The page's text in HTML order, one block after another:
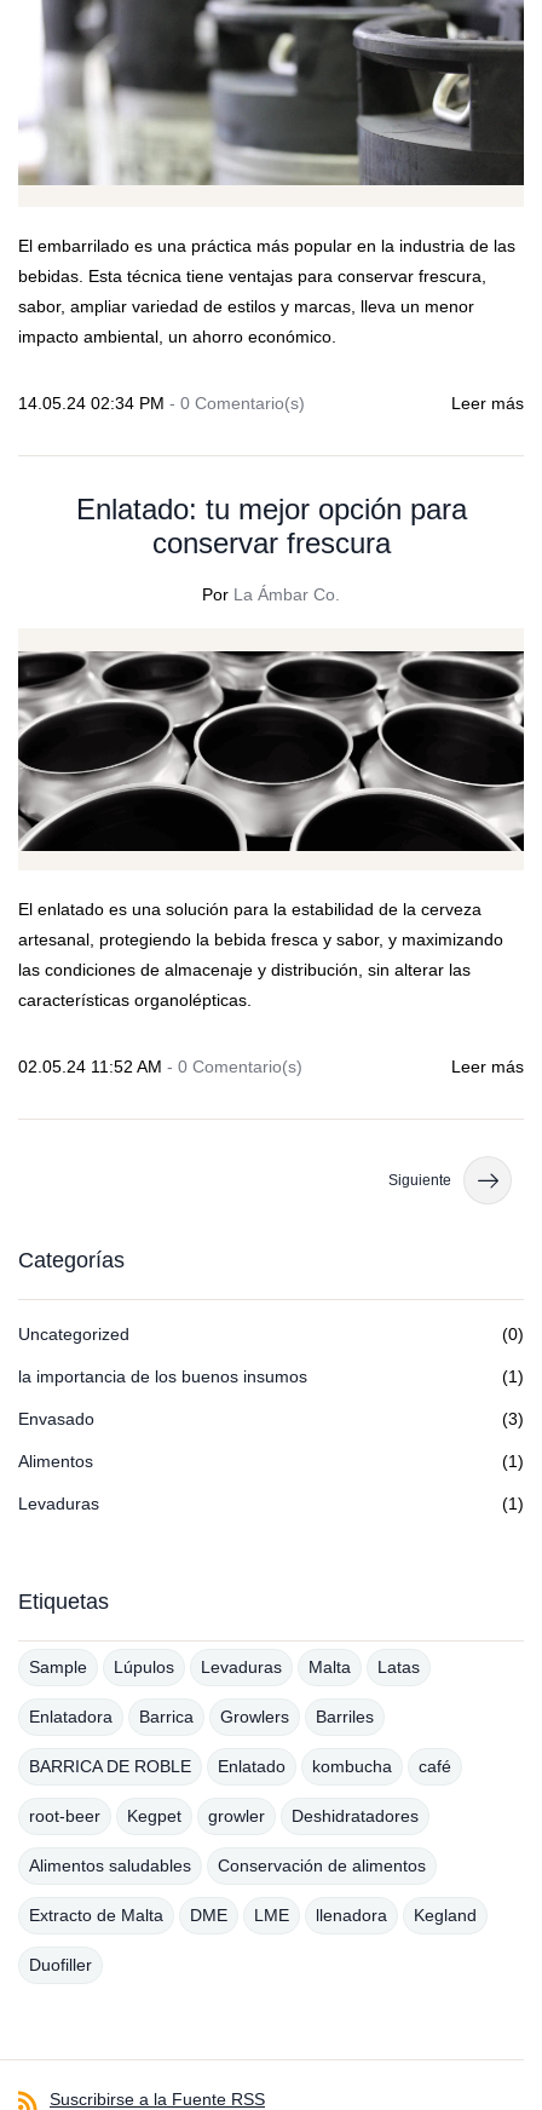
El embarrilado es una práctica más popular en la industria de las
bebidas. Esta técnica tiene ventajas para conservar frescura,
sabor, ampliar variedad de estilos y marcas, lleva un menor
impacto ambiental, un ahorro económico.
14.05.24 02:34 PM - 0 Comentario(s) Leer más
Enlatado: tu mejor opción para
conservar frescura
Por La Ámbar Co.
El enlatado es una solución para la estabilidad de la cerveza
artesanal, protegiendo la bebida fresca y sabor, y maximizando
las condiciones de almacenaje y distribución, sin alterar las
características organolépticas.
02.05.24 11:52 AM - 0 Comentario(s) Leer más
Siguiente
Categorías
Uncategorized (0)
la importancia de los buenos insumos (1)
Envasado (3)
Alimentos (1)
Levaduras (1)
Etiquetas
Sample Lúpulos Levaduras Malta Latas
Enlatadora Barrica Growlers Barriles
BARRICA DE ROBLE Enlatado kombucha café
root-beer Kegpet growler Deshidratadores
Alimentos saludables Conservación de alimentos
Extracto de Malta DME LME llenadora Kegland
Duofiller
Suscribirse a la Fuente RSS